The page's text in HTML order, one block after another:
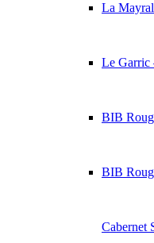
La
Le Garric
BIB
BIB
Cabernet